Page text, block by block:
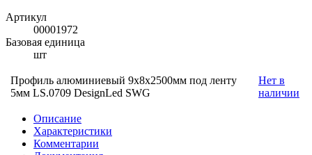
Артикул
00001972
Базовая единица
шт
Профиль алюминиевый 9х8х2500мм под ленту
5мм LS.0709 DesignLed SWG
Нет в
наличии
Описание
Характеристики
Комментарии